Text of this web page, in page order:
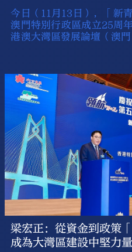
今日（11月13日），「
澳門特別行政區成立25周
港澳大灣區發展論壇（澳
引了200多名來自粵港澳
活動上致辭表示，澳門正
政策和實踐，助力青年融
量發展。
梁宏正：從資金到政策
成為大灣區建設中堅力量